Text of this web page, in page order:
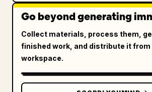
Go beyond generating
Collect materials, process them,
finished work, and distribute it from
workspace.